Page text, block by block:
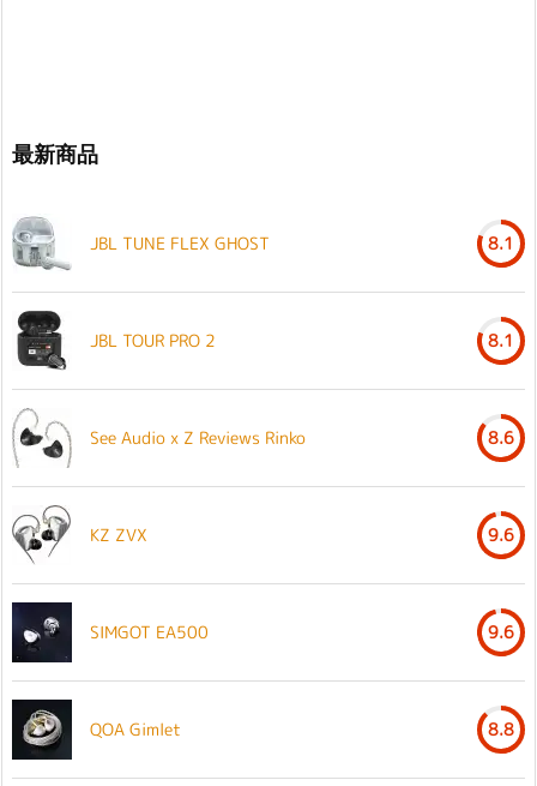
最新商品
JBL TUNE FLEX GHOST 8.1
JBL TOUR PRO 2 8.1
See Audio x Z Reviews Rinko 8.6
KZ ZVX 9.6
SIMGOT EA500 9.6
QOA Gimlet 8.8